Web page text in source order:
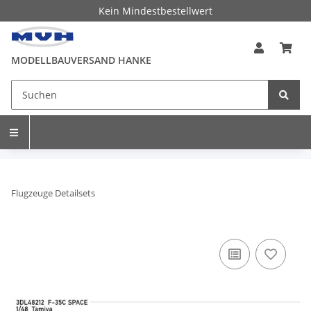
Kein Mindestbestellwert
MODELLBAUVERSAND HANKE
Flugzeuge Detailsets